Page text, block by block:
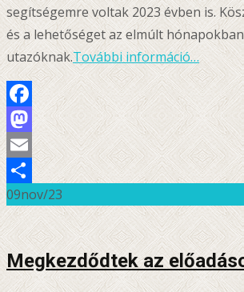
segítségemre voltak 2023 évben is.
és a lehetőséget az elmúlt
utazóknak.További információ…
Facebook
Mastodon
Email
Ossza
meg
09nov/23
Megkezdődtek az